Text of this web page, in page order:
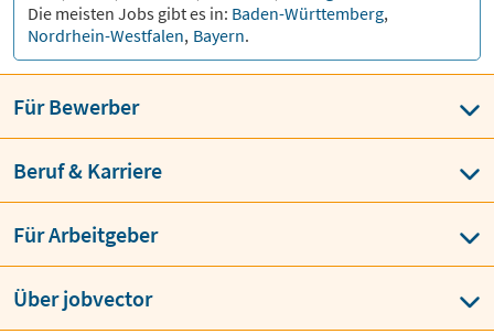
Die meisten Jobs gibt es in: Baden-Württemberg,
Nordrhein-Westfalen, Bayern.
Für Bewerber
Beruf & Karriere
Für Arbeitgeber
Über jobvector